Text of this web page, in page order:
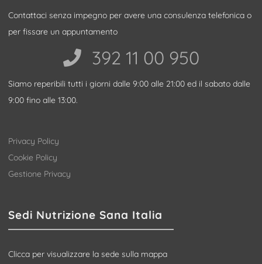
Contattaci senza impegno per avere una consulenza telefonica o
per fissare un appuntamento
392 11 00 950‬
Siamo reperibili tutti i giorni dalle 9:00 alle 21:00 ed il sabato dalle
9:00 fino alle 13:00.
Privacy Policy
Cookie Policy
Gestione Privacy
Sedi Nutrizione Sana Italia
Clicca per visualizzare la sede sulla mappa